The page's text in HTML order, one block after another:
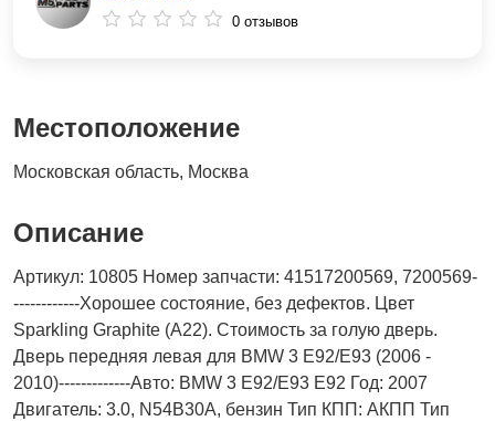
Местоположение
Московская область, Москва
Описание
Артикул: 10805 Номер запчасти: 41517200569, 7200569-
------------Хорошее состояние, без дефектов. Цвет
Sparkling Graphite (A22). Стоимость за голую дверь.
Дверь передняя левая для BMW 3 E92/E93 (2006 -
2010)-------------Авто: BMW 3 E92/E93 E92 Год: 2007
Двигатель: 3.0, N54B30A, бензин Тип КПП: АКПП Тип
0 отзывов